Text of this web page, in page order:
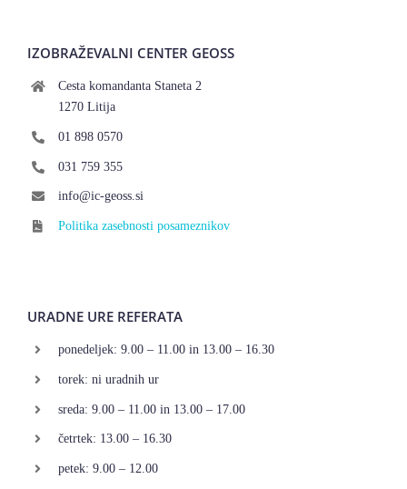
IZOBRAŽEVALNI CENTER GEOSS
Cesta komandanta Staneta 2
1270 Litija
01 898 0570
031 759 355
info@ic-geoss.si
Politika zasebnosti posameznikov
URADNE URE REFERATA
ponedeljek: 9.00 – 11.00 in 13.00 – 16.30
torek: ni uradnih ur
sreda: 9.00 – 11.00 in 13.00 – 17.00
četrtek: 13.00 – 16.30
petek: 9.00 – 12.00